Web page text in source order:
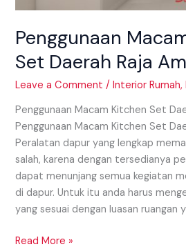
Penggunaan
Set Daerah Raja
Leave a Comment /Interior Rumah,
Penggunaan Macam Kitchen Set
Penggunaan Macam Kitchen Set
Peralatan dapur yang lengkap
salah, karena dengan tersedianya
dapat menunjang semua kegiatan
di dapur. Untuk itu anda harus
yang sesuai dengan luasan ruangan
Read More »